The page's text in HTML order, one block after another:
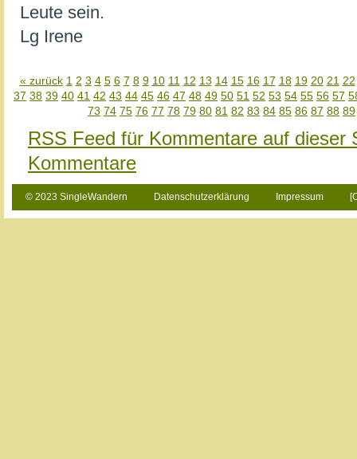
Leute sein.
Lg Irene
« zurück 1 2 3 4 5 6 7 8 9 10 11 12 13 14 15 16 17 18 19 20 21 22
37 38 39 40 41 42 43 44 45 46 47 48 49 50 51 52 53 54 55 56 57
73 74 75 76 77 78 79 80 81 82 83 84 85 86 87 88 89
RSS Feed für Kommentare auf dieser
Kommentare
© 2023 SingleWandern Datenschutzerklärung Impressum